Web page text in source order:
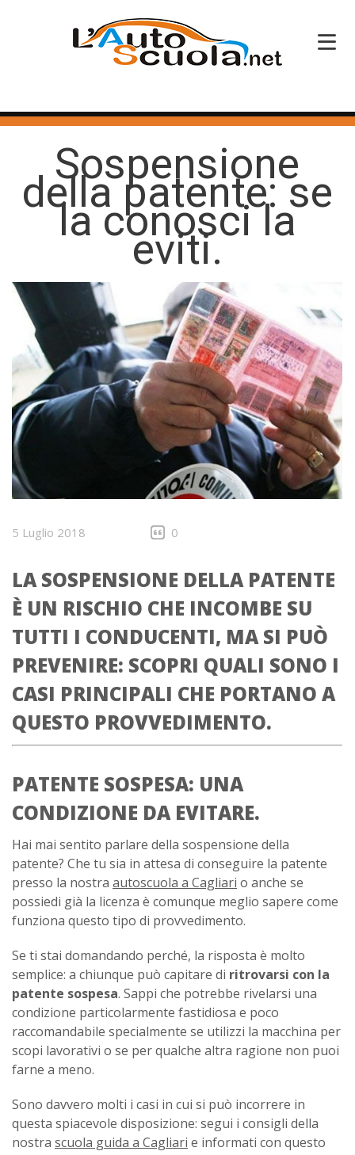
HOME
CORSI PATENTE
CORSI PROFESSIONALI
BLOG
CONTATTI
Sospensione
della patente: se
la conosci la
eviti.
5 Luglio 2018 0
LA SOSPENSIONE DELLA PATENTE
È UN RISCHIO CHE INCOMBE SU
TUTTI I CONDUCENTI, MA SI PUÒ
PREVENIRE: SCOPRI QUALI SONO I
CASI PRINCIPALI CHE PORTANO A
QUESTO PROVVEDIMENTO.
PATENTE SOSPESA: UNA
CONDIZIONE DA EVITARE.
Hai mai sentito parlare della sospensione della
patente? Che tu sia in attesa di conseguire la patente
presso la nostra autoscuola a Cagliari o anche se
possiedi già la licenza è comunque meglio sapere come
funziona questo tipo di provvedimento.
Se ti stai domandando perché, la risposta è molto
semplice: a chiunque può capitare di ritrovarsi con la
patente sospesa. Sappi che potrebbe rivelarsi una
condizione particolarmente fastidiosa e poco
raccomandabile specialmente se utilizzi la macchina per
scopi lavorativi o se per qualche altra ragione non puoi
farne a meno.
Sono davvero molti i casi in cui si può incorrere in
questa spiacevole disposizione: segui i consigli della
nostra scuola guida a Cagliari e informati con questo